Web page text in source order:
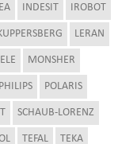
INDESIT IROBOT
LERAN
MONSHER
PHILIPS POLARIS
SCHAUB-LORENZ
TEFAL TEKA